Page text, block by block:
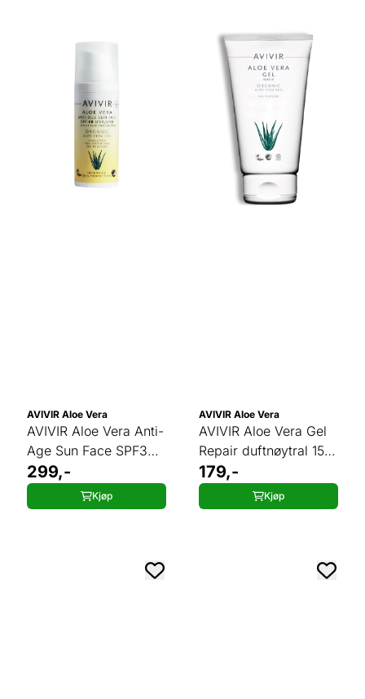
AVIVIR Aloe Vera
AVIVIR Aloe Vera Anti-
Age Sun Face SPF30
duftnøytral 50 ml
299,-
Kjøp
AVIVIR Aloe Vera
AVIVIR Aloe Vera Gel
Repair duftnøytral 150
ml
179,-
Kjøp